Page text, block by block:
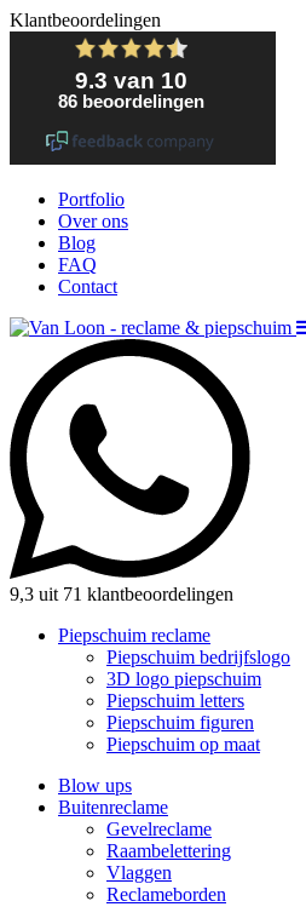
Klantbeoordelingen
Portfolio
Over ons
Blog
FAQ
Contact
9,3 uit 71 klantbeoordelingen
Piepschuim reclame
Piepschuim bedrijfslogo
3D logo piepschuim
Piepschuim letters
Piepschuim figuren
Piepschuim op maat
Blow ups
Buitenreclame
Gevelreclame
Raambelettering
Vlaggen
Reclameborden